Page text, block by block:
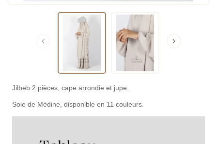
 
Jilbeb 2 pièces, cape arrondie et jupe.
Soie de Médine, disponible en 11 couleurs.